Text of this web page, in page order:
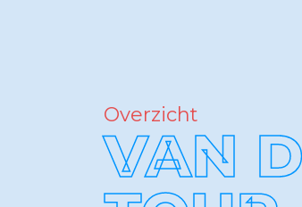
Overzicht
VAN